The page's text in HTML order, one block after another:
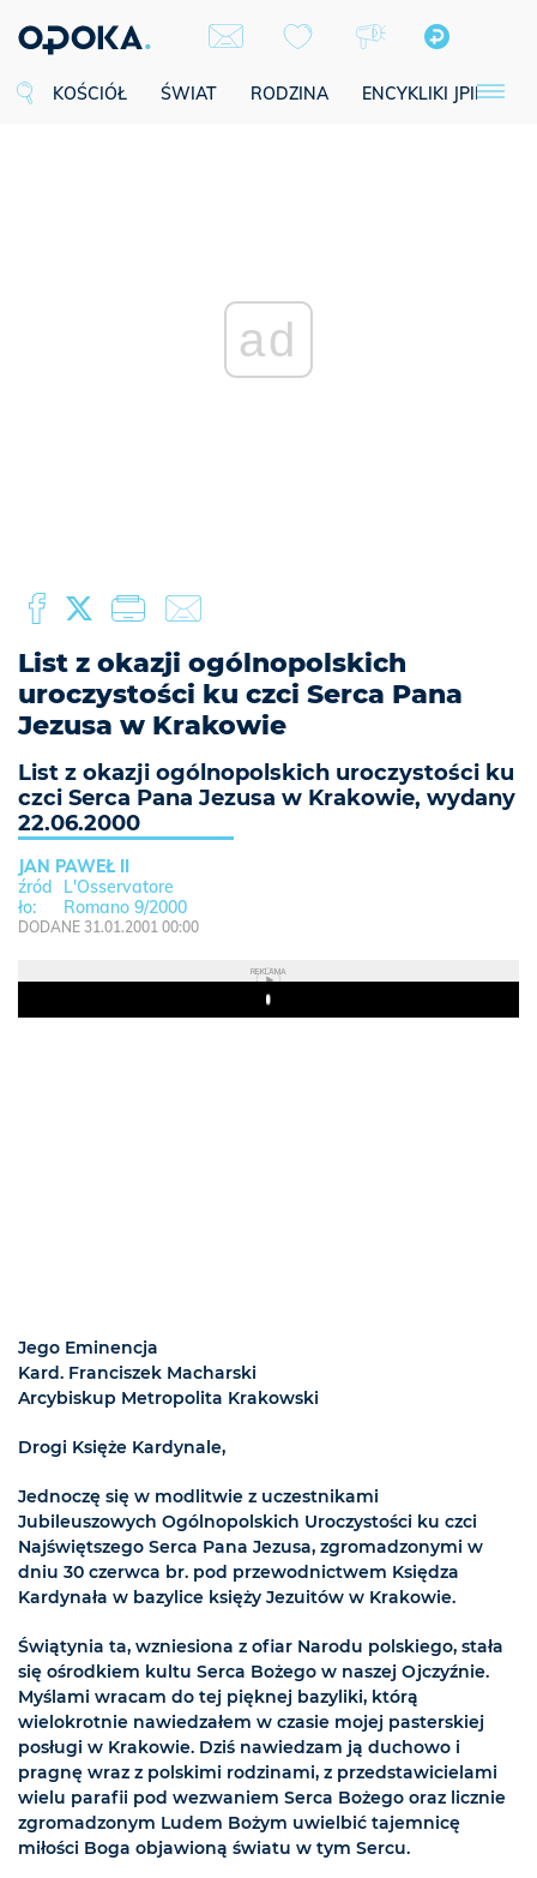
KOŚCIÓŁ ŚWIAT RODZINA ENCYKLIKI JPII
ad
List z okazji ogólnopolskich
uroczystości ku czci Serca Pana
Jezusa w Krakowie
List z okazji ogólnopolskich uroczystości ku
czci Serca Pana Jezusa w Krakowie, wydany
22.06.2000
JAN PAWEŁ II
L'Osservatore
Romano 9/2000
DODANE 31.01.2001 00:00
REKLAMA
Play
Jego Eminencja
Kard. Franciszek Macharski
Arcybiskup Metropolita Krakowski
Drogi Księże Kardynale,
Jednoczę się w modlitwie z uczestnikami
Jubileuszowych Ogólnopolskich Uroczystości ku czci
Najświętszego Serca Pana Jezusa, zgromadzonymi w
dniu 30 czerwca br. pod przewodnictwem Księdza
Kardynała w bazylice księży Jezuitów w Krakowie.
Świątynia ta, wzniesiona z ofiar Narodu polskiego, stała
się ośrodkiem kultu Serca Bożego w naszej Ojczyźnie.
Myślami wracam do tej pięknej bazyliki, którą
wielokrotnie nawiedzałem w czasie mojej pasterskiej
posługi w Krakowie. Dziś nawiedzam ją duchowo i
pragnę wraz z polskimi rodzinami, z przedstawicielami
wielu parafii pod wezwaniem Serca Bożego oraz licznie
zgromadzonym Ludem Bożym uwielbić tajemnicę
miłości Boga objawioną światu w tym Sercu.